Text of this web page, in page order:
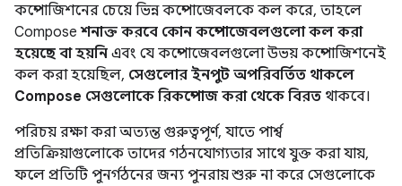
কম্পোজিশনের চেয়ে ভিন্ন কম্পোজেবলকে কল করে, তাহলে
Composeশনাক্ত করবে কোন কম্পোজেবলগুলো কল করা
হয়েছে বা হয়নি এবং যে কম্পোজেবলগুলো উভয় কম্পোজিশনেই
কল করা হয়েছিল, সেগুলোর ইনপুট অপরিবর্তিত থাকলে
Compose সেগুলোকে রিকম্পোজ করা থেকে বিরত থাকবে।
পরিচয় রক্ষা করা অত্যন্ত গুরুত্বপূর্ণ, যাতে পার্শ্ব
প্রতিক্রিয়াগুলোকে তাদের গঠনযোগ্যতার সাথে যুক্ত করা যায়,
ফলে প্রতিটি পুনর্গঠনের জন্য পুনরায় শুরু না করে সেগুলোকে